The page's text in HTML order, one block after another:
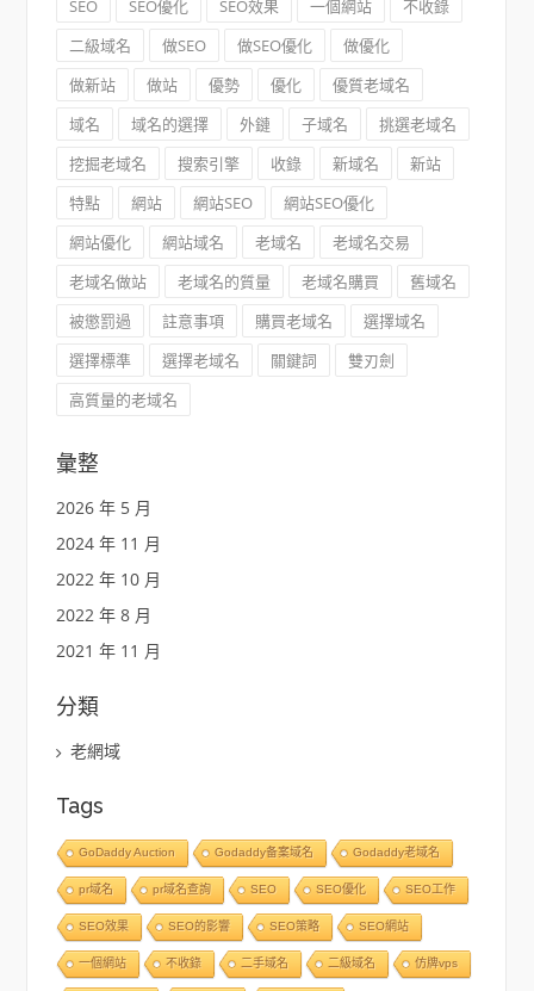
SEO SEO優化 SEO效果 一個網站
不收錄
二級域名
做SEO 做SEO優化
做優化
做新站
做站 優勢 優化
優質老域名
域名
域名的選擇 外鏈 子域名
挑選老域名
挖掘老域名
搜索引擎 收錄 新域名
新站
特點
網站 網站SEO
網站SEO優化
網站優化
網站域名 老域名
老域名交易
老域名做站
老域名的質量 老域名購買
舊域名
被懲罰過
註意事項 購買老域名
選擇域名
選擇標準
選擇老域名 關鍵詞
雙刃劍
高質量的老域名
彙整
2026 年 5 月
2024 年 11 月
2022 年 10 月
2022 年 8 月
2021 年 11 月
分類
老網域
Tags
GoDaddy Auction Godaddy备案域名 Godaddy老域名
pr域名 pr域名查詢 SEO SEO優化 SEO工作
SEO效果 SEO的影響 SEO策略 SEO網站
一個網站 不收錄 二手域名 二級域名 仿牌vps